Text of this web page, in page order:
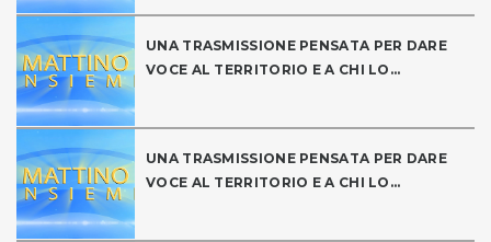
UNA TRASMISSIONE PENSATA PER DARE
VOCE AL TERRITORIO E A CHI LO...
UNA TRASMISSIONE PENSATA PER DARE
VOCE AL TERRITORIO E A CHI LO...